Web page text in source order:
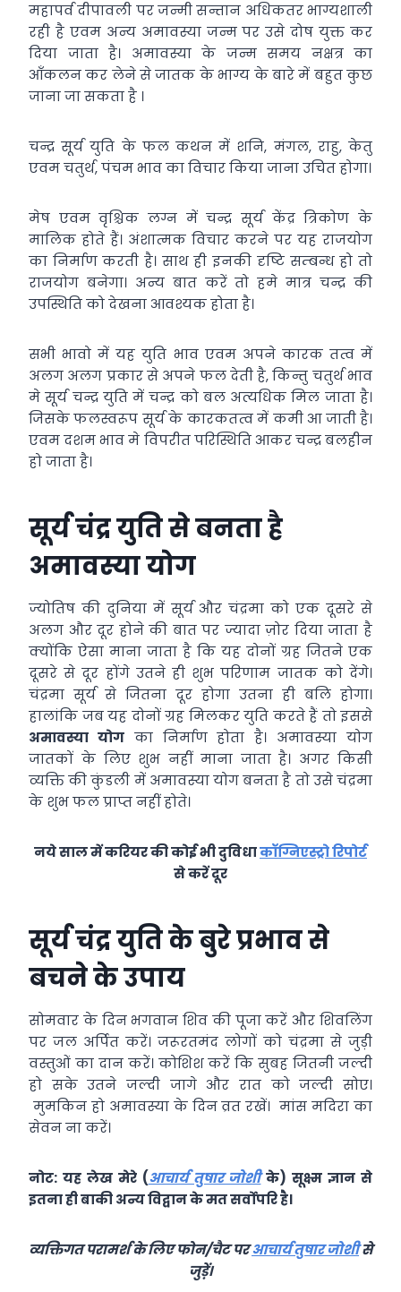
महापर्व दीपावली पर जन्मी सन्तान अधिकतर भाग्यशाली
रही है एवम अन्य अमावस्या जन्म पर उसे दोष युक्त कर
दिया जाता है। अमावस्या के जन्म समय नक्षत्र का
आँकलन कर लेने से जातक के भाग्य के बारे में बहुत कुछ
जाना जा सकता है ।
चन्द्र सूर्य युति के फल कथन में शनि, मंगल, राहु, केतु
एवम चतुर्थ, पंचम भाव का विचार किया जाना उचित होगा।
मेष एवम वृश्चिक लग्न में चन्द्र सूर्य केंद्र त्रिकोण के
मालिक होते हैं। अंशात्मक विचार करने पर यह राजयोग
का निर्माण करती है। साथ ही इनकी दृष्टि सम्बन्ध हो तो
राजयोग बनेगा। अन्य बात करें तो हमे मात्र चन्द्र की
उपस्थिति को देखना आवश्यक होता है।
सभी भावो में यह युति भाव एवम अपने कारक तत्व में
अलग अलग प्रकार से अपने फल देती है, किन्तु चतुर्थ भाव
मे सूर्य चन्द्र युति में चन्द्र को बल अत्यधिक मिल जाता है।
जिसके फलस्वरूप सूर्य के कारकतत्व में कमी आ जाती है।
एवम दशम भाव मे विपरीत परिस्थिति आकर चन्द्र बलहीन
हो जाता है।
सूर्य चंद्र युति से बनता है
अमावस्या योग
ज्योतिष की दुनिया में सूर्य और चंद्रमा को एक दूसरे से
अलग और दूर होने की बात पर ज्यादा ज़ोर दिया जाता है
क्योंकि ऐसा माना जाता है कि यह दोनों ग्रह जितने एक
दूसरे से दूर होंगे उतने ही शुभ परिणाम जातक को देंगे।
चंद्रमा सूर्य से जितना दूर होगा उतना ही बलि होगा।
हालांकि जब यह दोनों ग्रह मिलकर युति करते हैं तो इससे
अमावस्या योगका निर्माण होता है। अमावस्या योग
जातकों के लिए शुभ नहीं माना जाता है। अगर किसी
व्यक्ति की कुंडली में अमावस्या योग बनता है तो उसे चंद्रमा
के शुभ फल प्राप्त नहीं होते।
नये साल में करियर की कोई भी दुविधाकॉग्निएस्ट्रो रिपोर्ट
से करें दूर
सूर्य चंद्र युति के बुरे प्रभाव से
बचने के उपाय
सोमवार के दिन भगवान शिव की पूजा करें और शिवलिंग
पर जल अर्पित करें। जरूरतमंद लोगों को चंद्रमा से जुड़ी
वस्तुओं का दान करें। कोशिश करें कि सुबह जितनी जल्दी
हो सके उतने जल्दी जागे और रात को जल्दी सोए।
मुमकिन हो अमावस्या के दिन व्रत रखें। मांस मदिरा का
सेवन ना करें।
नोट: यह लेख मेरे (आचार्य तुषार जोशीके) सूक्ष्म ज्ञान से
इतना ही बाकी अन्य विद्वान के मत सर्वोपरि है।
व्यक्तिगत परामर्श के लिए फोन/चैट परआचार्य तुषार जोशीसे
जुड़ें।